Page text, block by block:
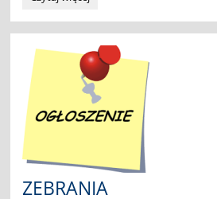
z
Angielskiego
"LEON"-
wyniki:
ZEBRANIA